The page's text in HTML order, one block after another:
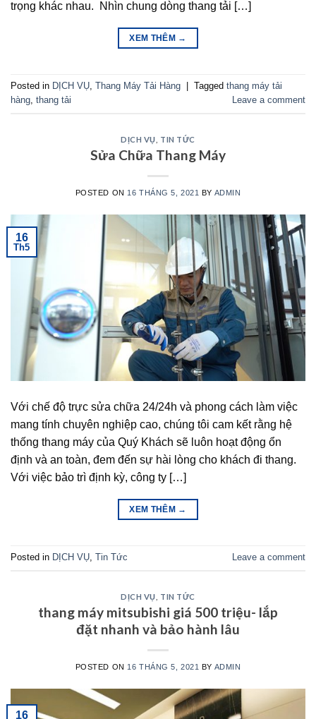
trọng khác nhau. Nhìn chung dòng thang tải […]
XEM THÊM →
Posted in DỊCH VỤ, Thang Máy Tải Hàng Tagged thang máy tải
hàng, thang tải Leave a comment
DỊCH VỤ TIN TỨC
Sửa Chữa Thang Máy
POSTED ON 16 THÁNG 5, 2021 BY ADMIN
16
Th5
Với chế độ trực sửa chữa 24/24h và phong cách làm việc
mang tính chuyên nghiệp cao, chúng tôi cam kết rằng hệ
thống thang máy của Quý Khách sẽ luôn hoạt động ổn
định và an toàn, đem đến sự hài lòng cho khách đi thang.
Với việc bảo trì định kỳ, công ty […]
XEM THÊM →
Posted in DỊCH VỤ Tin Tức Leave a comment
DỊCH VỤ TIN TỨC
thang máy mitsubishi giá 500 triệu- lắp
đặt nhanh và bảo hành lâu
POSTED ON 16 THÁNG 5, 2021 BY ADMIN
16